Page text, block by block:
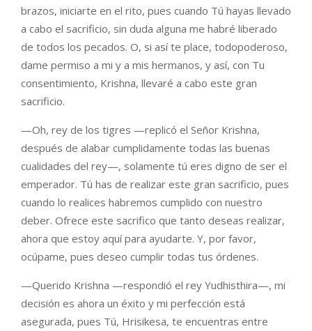
brazos, iniciarte en el rito, pues cuando Tú hayas llevado
a cabo el sacrificio, sin duda alguna me habré liberado
de todos los pecados. O, si así te place, todopoderoso,
dame permiso a mi y a mis hermanos, y así, con Tu
consentimiento, Krishna, llevaré a cabo este gran
sacrificio.
—Oh, rey de los tigres —replicó el Señor Krishna,
después de alabar cumplidamente todas las buenas
cualidades del rey—, solamente tú eres digno de ser el
emperador. Tú has de realizar este gran sacrificio, pues
cuando lo realices habremos cumplido con nuestro
deber. Ofrece este sacrifico que tanto deseas realizar,
ahora que estoy aquí para ayudarte. Y, por favor,
ocúpame, pues deseo cumplir todas tus órdenes.
—Querido Krishna —respondió el rey Yudhisthira—, mi
decisión es ahora un éxito y mi perfección está
asegurada, pues Tú, Hrisikesa, te encuentras entre